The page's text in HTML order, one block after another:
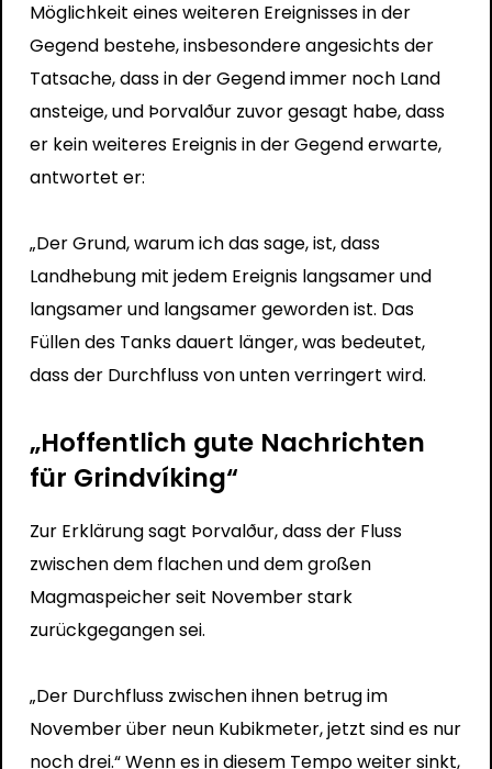
Möglichkeit eines weiteren Ereignisses in der
Gegend bestehe, insbesondere angesichts der
Tatsache, dass in der Gegend immer noch Land
ansteige, und Þorvalður zuvor gesagt habe, dass
er kein weiteres Ereignis in der Gegend erwarte,
antwortet er:
„Der Grund, warum ich das sage, ist, dass
Landhebung mit jedem Ereignis langsamer und
langsamer und langsamer geworden ist. Das
Füllen des Tanks dauert länger, was bedeutet,
dass der Durchfluss von unten verringert wird.
„Hoffentlich gute Nachrichten
für Grindvíking“
Zur Erklärung sagt Þorvalður, dass der Fluss
zwischen dem flachen und dem großen
Magmaspeicher seit November stark
zurückgegangen sei.
„Der Durchfluss zwischen ihnen betrug im
November über neun Kubikmeter, jetzt sind es nur
noch drei.“ Wenn es in diesem Tempo weiter sinkt,